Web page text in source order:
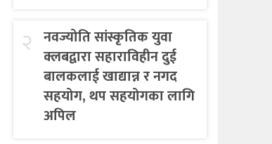
२ नवज्योति सांस्कृतिक युवा
क्लबद्वारा सहाराविहीन दुई
बालकलाई खाद्यान्न र नगद
सहयोग, थप सहयोगका लागि
अपिल